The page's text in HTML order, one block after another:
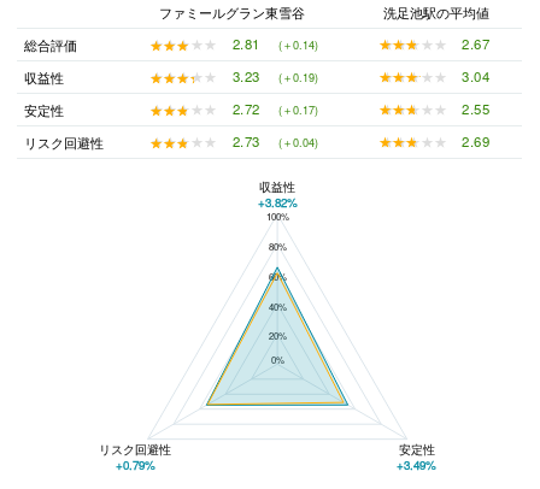
ファミールグラン東雪谷
洗足池駅の平均値
総合評価
★★★★★
★★★★★ 2.81 (＋0.14) ★★★★★
★★★★★
2.67
収益性
★★★★★
★★★★★ 3.23 (＋0.19) ★★★★★
★★★★★
3.04
安定性
★★★★★
★★★★★ 2.72 (＋0.17) ★★★★★
★★★★★
2.55
リスク回避性
★★★★★
★★★★★ 2.73 (＋0.04) ★★★★★
★★★★★ 2.69
ファミールグラン東雪谷と洗足池駅の平均値の総合評価の比較
100%
80%
60%
40%
20%
0%
収益性
+3.82%
リスク回避性
+0.79%
安定性
+3.49%